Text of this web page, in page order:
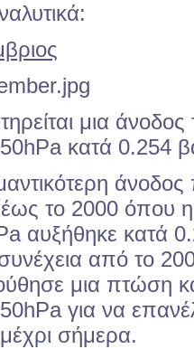
μια
κατά 0.254
το 2000 όπου
αυξήθηκε κατά
από το
μια πτώση
για να
σήμερα.